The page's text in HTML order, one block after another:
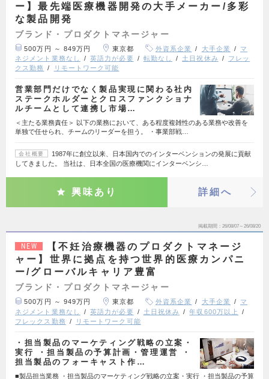
ー】最先端医療機器開発の大手メーカー/多彩
な製品開発
ブランド・プロダクトマネージャー
500万円 ～ 849万円 東京都 外資系企業 大手企業
マ
ネジメント業務なし
英語力が必要 転勤なし 土日祝休み
フレッ
クス勤務
リモートワーク可能
営業部門だけでなく製品実現に関わる社内
ステークホルダーとクロスファンクショナ
ルチームとして連携し市場…
＜主たる業務責任＞ 以下の業務において、ある程度複雑性のある業務や改善を
単独で任せられ、チームのリーダーを担う。 ・事業部戦…
会社概要
1987年に創立以来、日本国内でのインターベンションの発展に貢献
してきました。 当社は、日本全国の医療機関にインターベンシ…
興味あり 詳細へ
掲載期間 26/08/07～26/08/20
NEW
【不妊治療機器のプロダクトマネージ
ャー】世界に拠点を持つ世界的医療カンパニ
ー/グローバルキャリア豊富
ブランド・プロダクトマネージャー
500万円 ～ 949万円 東京都 外資系企業 大手企業
マ
ネジメント業務なし
英語力が必要 土日祝休み
年収600万以上
フレックス勤務
リモートワーク可能
・担当製品のマーケティング戦略の立案・
実行 ・担当製品の予算計画・管理運営 ・
担当製品のフォーキャスト作…
■製品担当業務 ・担当製品のマーケティング戦略の立案・実行 ・担当製品の予算